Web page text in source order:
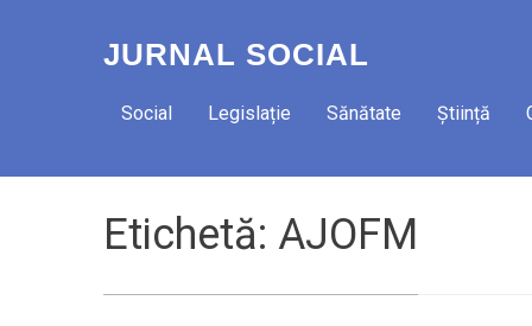
JURNAL SOCIAL
Social Legislație Sănătate Știință
Etichetă: AJOFM